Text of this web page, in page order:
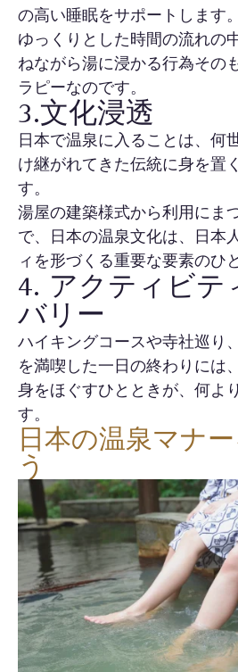
の高い睡眠をサポートします。
ゆっくりとした時間の流れの
ねながら湯に浸かる行為その
ラピーなのです。
3.文化浸透
日本で温泉に入ることは、何
け継がれてきた伝統に身を置
す。
湯屋の建築様式から利用にま
で、日本の温泉文化は、日本
ィを形づくる重要な要素のひ
4. アクティビテ
バリー
ハイキングコースや寺社巡り
を満喫した一日の終わりには
身をほぐすひとときが、何よ
す。
日本の温泉マナ
う